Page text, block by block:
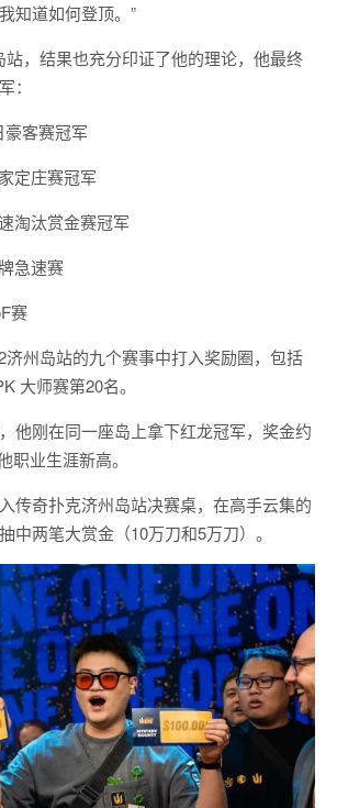
知道如何登顶。”
站，结果也充分印证了他的理论，他最终
：
客赛冠军
定庄赛冠军
淘汰赏金赛冠军
急速赛
赛
济州岛站的九个赛事中打入奖励圈，包括
大师赛第20名。
他刚在同一座岛上拿下红龙冠军，奖金约
职业生涯新高。
传奇扑克济州岛站决赛桌，在高手云集的
中两笔大赏金（10万刀和5万刀）。